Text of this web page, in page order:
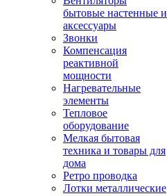
бытовые настенные и
аксессуары
Звонки
Компенсация
реактивной
мощности
Нагревательные
элементы
Тепловое
оборудование
Мелкая бытовая
техника и товары для
дома
Ретро проводка
Лотки металлические